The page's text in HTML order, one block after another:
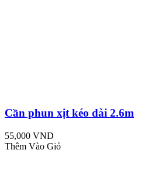
Cần phun xịt kéo dài 2.6m
55,000 VND
Thêm Vào Giỏ